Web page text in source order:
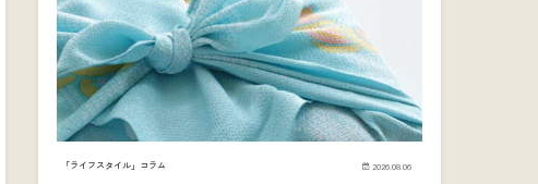
「ライフスタイル」コラム 2026.08.06